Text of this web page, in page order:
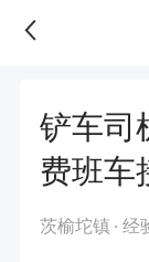
铲车司
费班车
茨榆坨镇 经